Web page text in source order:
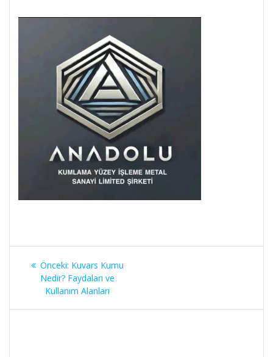
Yazı
gezinmesi
Önceki: Önceki
yazı:
Kuvars Kumu
Nedir? Faydaları ve
Kullanım Alanları